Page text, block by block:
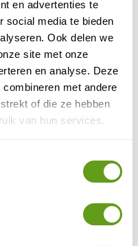
en advertenties te
social media te bieden
Ook delen we
site met onze
en analyse. Deze
met andere
of die ze hebben
van hun services.
Everglades, Captiva Island,
West.
plekken om dieren in
komen hier
en vissers komen